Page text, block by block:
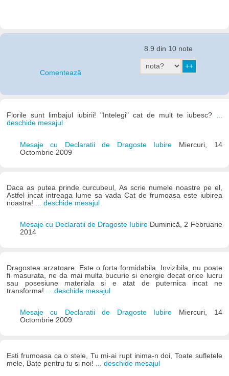
Comentează
8.9 din 10 note
Florile sunt limbajul iubirii! "Intelegi" cat de mult te iubesc? ...
deschide mesajul
Mesaje cu Declaratii de Dragoste Iubire Miercuri, 14
Octombrie 2009
Daca as putea prinde curcubeul, As scrie numele noastre pe el,
Astfel incat intreaga lume sa vada Cat de frumoasa este iubirea
noastra! ... deschide mesajul
Mesaje cu Declaratii de Dragoste Iubire Duminică, 2 Februarie
2014
Dragostea arzatoare. Este o forta formidabila. Invizibila, nu poate
fi masurata, ne da mai multa bucurie si energie decat orice lucru
sau posesiune materiala si e atat de puternica incat ne
transforma!
... deschide mesajul
Mesaje cu Declaratii de Dragoste Iubire
Miercuri, 14
Octombrie 2009
Esti frumoasa ca o stele, Tu mi-ai rupt inima-n doi, Toate sufletele
mele, Bate pentru tu si noi!
... deschide mesajul